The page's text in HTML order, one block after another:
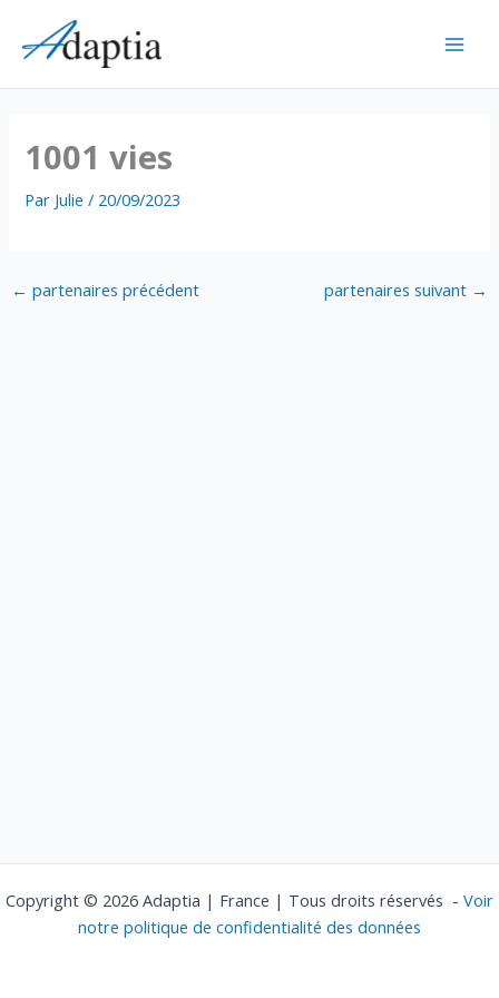
contenu
1001 vies
Par Julie/ 20/09/2023
← partenaires précédent partenaires suivant →
Copyright © 2026 Adaptia | France | Tous droits réservés - Voir
notre politique de confidentialité des données